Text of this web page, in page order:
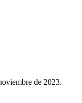
de 2023.